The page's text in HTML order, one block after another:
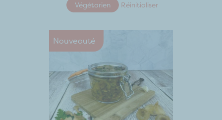
Végétarien Réinitialiser
Nouveauté